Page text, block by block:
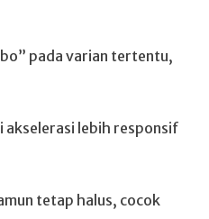
pada varian tertentu,
akselerasi lebih responsif
tetap halus, cocok